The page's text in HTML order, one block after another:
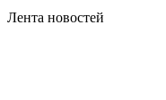
Лента новостей